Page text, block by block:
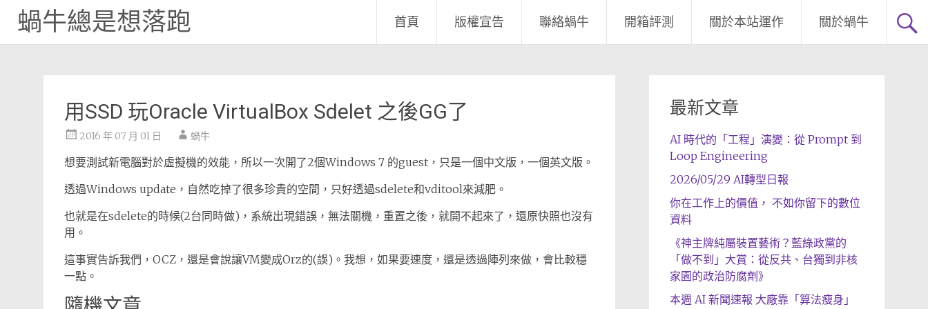
蝸牛總是想落跑 首頁 版權宣告 聯絡蝸牛 開箱評測 關於本站運作 關於蝸牛
用SSD 玩Oracle VirtualBox Sdelet 之後GG了
2016 年 07 月 01 日 蝸牛
想要測試新電腦對於虛擬機的效能，所以一次開了2個Windows 7 的guest，只是一個中文版，一個英文版。
透過Windows update，自然吃掉了很多珍貴的空間，只好透過sdelete和vditool來減肥。
也就是在sdelete的時候(2台同時做)，系統出現錯誤，無法關機，重置之後，就開不起來了，還原快照也沒有
用。
這事實告訴我們，OCZ，還是會說讓VM變成Orz的(誤)。我想，如果要速度，還是透過陣列來做，會比較穩
一點。
最新文章
AI 時代的「工程」演變：從 Prompt 到
Loop Engineering
2026/05/29 AI轉型日報
你在工作上的價值， 不如你留下的數位
資料
《神主牌純屬裝置藝術？藍綠政黨的
「做不到」大賞：從反共、台獨到非核
家園的政治防腐劑》
本週 AI 新聞速報 大廠靠「算法瘦身」